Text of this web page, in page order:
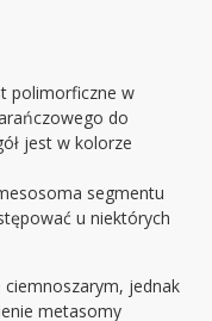
polimorficzne w
do
jest w kolorze
segmentu
u niektórych
jednak
metasomy